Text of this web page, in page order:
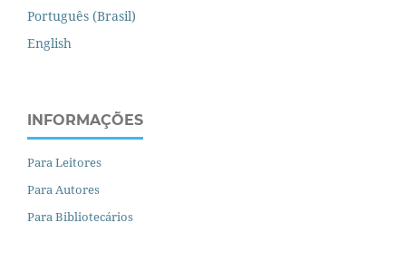
Português (Brasil)
English
INFORMAÇÕES
Para Leitores
Para Autores
Para Bibliotecários